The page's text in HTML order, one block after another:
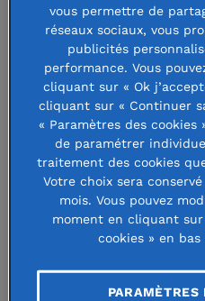
partenariat avec
Supérieure des
l’amphithéâtre
de son directeur
président de la
Pierre Sellal. Des
année dont
une aide au
vous permettre de
réseaux sociaux, vous
publicités
performance. Vous
cliquant sur « Ok
cliquant sur « Continuer
« Paramètres des
de paramétrer
traitement des cookies
Votre choix sera
mois. Vous pouvez
moment en cliquant
cookies » en
PARAMÈTRES